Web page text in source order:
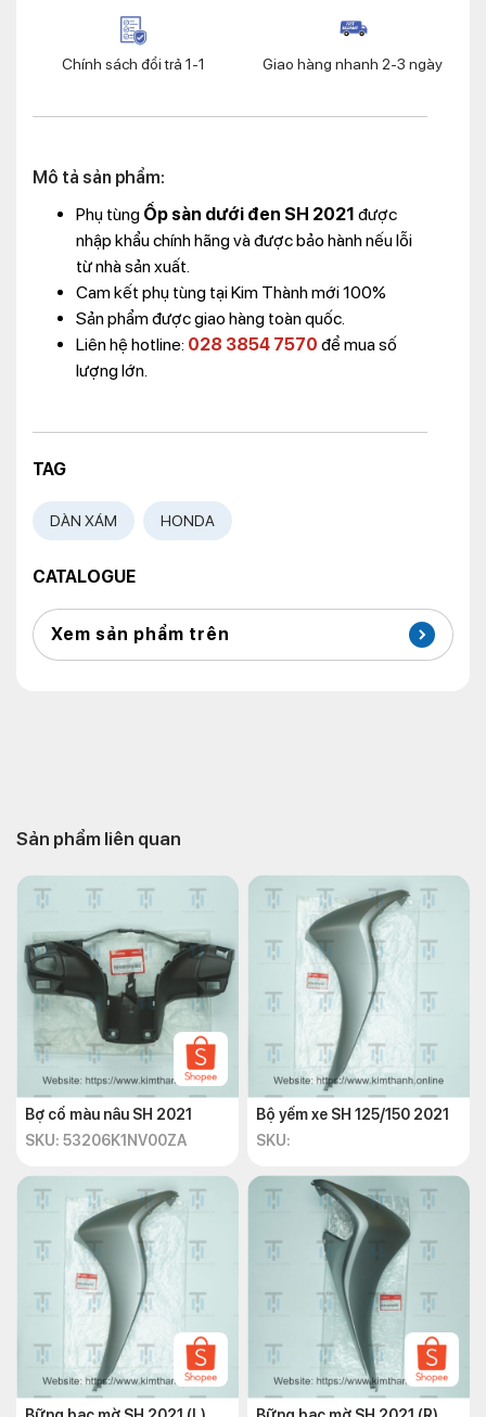
Chính sách đổi trả 1-1 Giao hàng nhanh 2-3 ngày
Mô tả sản phẩm:
Phụ tùng Ốp sàn dưới đen SH 2021 được
nhập khẩu chính hãng và được bảo hành nếu lỗi
từ nhà sản xuất.
Cam kết phụ tùng tại Kim Thành mới 100%
Sản phẩm được giao hàng toàn quốc.
Liên hệ hotline: 028 3854 7570 để mua số
lượng lớn.
TAG
DÀN XÁM HONDA
CATALOGUE
Xem sản phẩm trên
Sản phẩm liên quan
Bợ cổ màu nâu SH 2021
SKU: 53206K1NV00ZA
Bộ yếm xe SH 125/150 2021
SKU: